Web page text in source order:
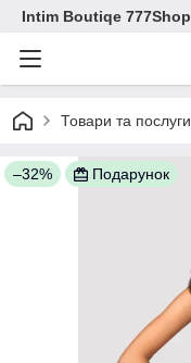
Intim Boutiqe 777Shop
Товари та послуги
–32% Подарунок